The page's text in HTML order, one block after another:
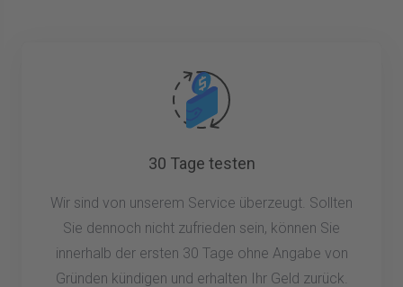
30 Tage testen
Wir sind von unserem Service überzeugt. Sollten
Sie dennoch nicht zufrieden sein, können Sie
innerhalb der ersten 30 Tage ohne Angabe von
Gründen kündigen und erhalten Ihr Geld zurück.